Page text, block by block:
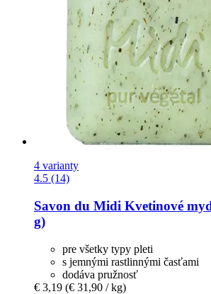
4 varianty
4.5 (14)
Savon du Midi Kvetinové
g)
pre všetky typy pleti
s jemnými rastlinnými časťami
dodáva pružnosť
€ 3,19 (€ 31,90 / kg)